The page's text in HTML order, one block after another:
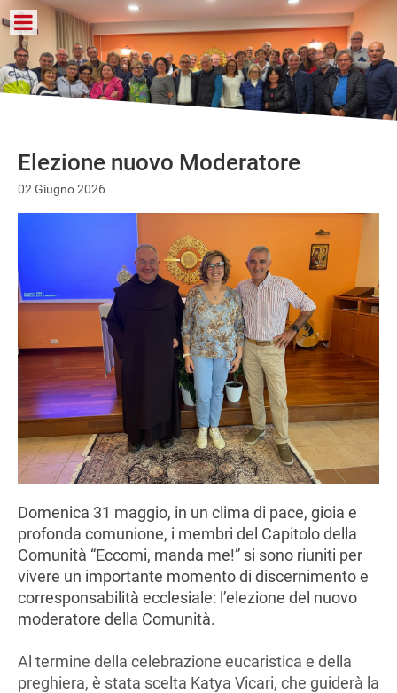
Elezione nuovo Moderatore
02 Giugno 2026
Domenica 31 maggio, in un clima di pace, gioia e
profonda comunione, i membri del Capitolo della
Comunità “Eccomi, manda me!” si sono riuniti per
vivere un importante momento di discernimento e
corresponsabilità ecclesiale: l’elezione del nuovo
moderatore della Comunità.
Al termine della celebrazione eucaristica e della
preghiera, è stata scelta Katya Vicari, che guiderà la